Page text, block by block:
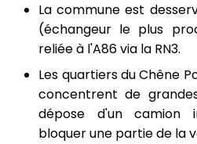
La commune est
(échangeur le plus
reliée à l'A86 via la RN3.
Les quartiers du Chêne
concentrent de
dépose d'un camion
bloquer une partie de la